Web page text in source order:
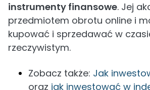
instrumenty finansowe. Jej
przedmiotem obrotu online i
kupować i sprzedawać w
rzeczywistym.
Zobacz także: Jak
oraz jak inwestować w